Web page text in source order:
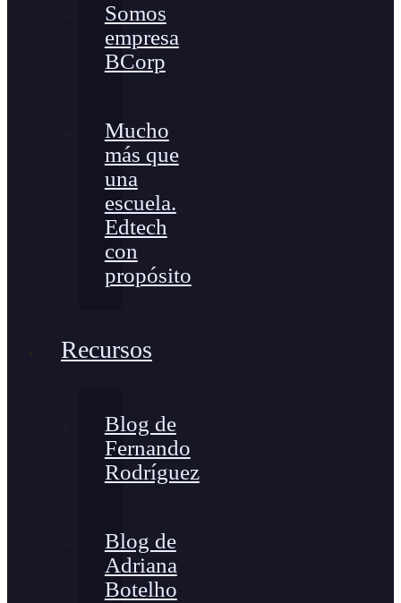
Somos
empresa
BCorp
Mucho
más que
una
escuela.
Edtech
con
propósito
Recursos
Blog de
Fernando
Rodríguez
Blog de
Adriana
Botelho